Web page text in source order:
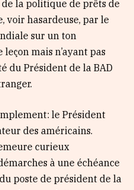
la politique de prêts de
voir hasardeuse, par le
sur un ton
mais n’ayant pas
du Président de la BAD
le Président
des américains.
curieux
à une échéance
poste de président de la